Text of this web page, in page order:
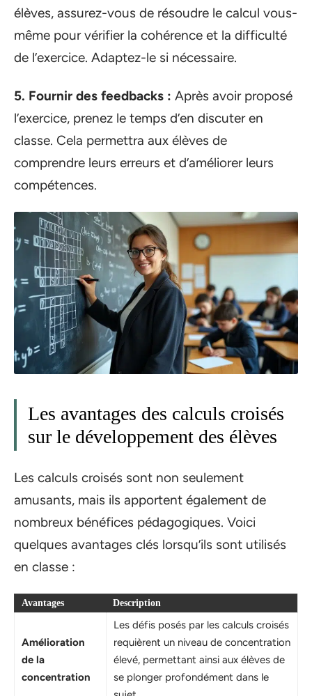
élèves, assurez-vous de résoudre le calcul vous-
même pour vérifier la cohérence et la difficulté
de l’exercice. Adaptez-le si nécessaire.
5. Fournir des feedbacks : Après avoir proposé
l’exercice, prenez le temps d’en discuter en
classe. Cela permettra aux élèves de
comprendre leurs erreurs et d’améliorer leurs
compétences.
Les avantages des calculs croisés
sur le développement des élèves
Les calculs croisés sont non seulement
amusants, mais ils apportent également de
nombreux bénéfices pédagogiques. Voici
quelques avantages clés lorsqu’ils sont utilisés
en classe :
Avantages Description
Amélioration
de la
concentration
Les défis posés par les calculs croisés
requièrent un niveau de concentration
élevé, permettant ainsi aux élèves de
se plonger profondément dans le